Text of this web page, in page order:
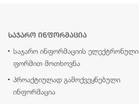
საჯარო ინფორმაცია
საჯარო ინფორმაციის ელექტრონული
ფორმით მოთხოვნა
პროაქტიულად გამოქვეყნებული
ინფორმაცია